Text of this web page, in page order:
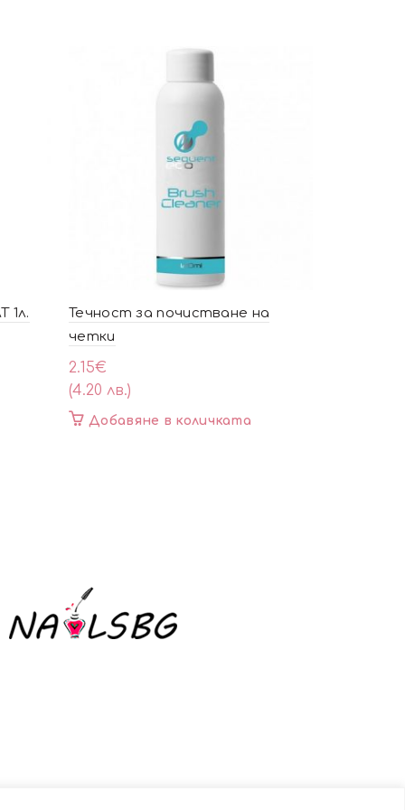
1л.
Течност за почистване на
четки
2.15€
(4.20 лв.)
Добавяне в количката